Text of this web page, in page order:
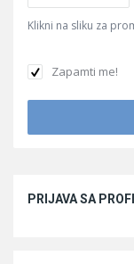
Klikni na sliku za
Zapamti me!
PRIJAVA SA